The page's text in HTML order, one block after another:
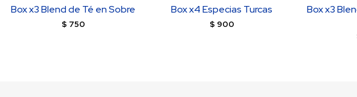
Box x3 Blend de Té en Sobre
$ 750
Box x4 Especias Turcas
$ 900
Box x3